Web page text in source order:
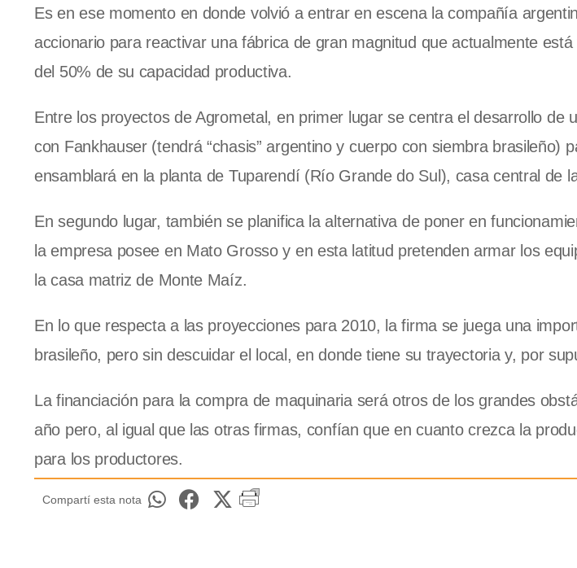
Es en ese momento en donde volvió a entrar en escena la compañía
accionario para reactivar una fábrica de gran magnitud que actualmente
del 50% de su capacidad productiva.
Entre los proyectos de Agrometal, en primer lugar se centra el desarrollo de
con Fankhauser (tendrá “chasis” argentino y cuerpo con siembra brasileño)
ensamblará en la planta de Tuparendí (Río Grande do Sul), casa central de
En segundo lugar, también se planifica la alternativa de poner en
la empresa posee en Mato Grosso y en esta latitud pretenden armar los
la casa matriz de Monte Maíz.
En lo que respecta a las proyecciones para 2010, la firma se juega una
brasileño, pero sin descuidar el local, en donde tiene su trayectoria y, por
La financiación para la compra de maquinaria será otros de los grandes
año pero, al igual que las otras firmas, confían que en cuanto crezca la
para los productores.
Compartí esta nota